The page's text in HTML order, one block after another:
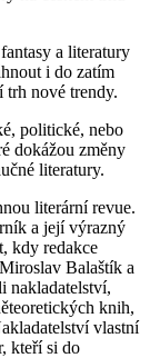
a literatury
i do zatím
trh nové trendy.
politické, nebo
dokážou změny
literatury.
literární revue.
a její výrazný
kdy redakce
Balaštík a
nakladatelství,
knih,
vlastní
kteří si do